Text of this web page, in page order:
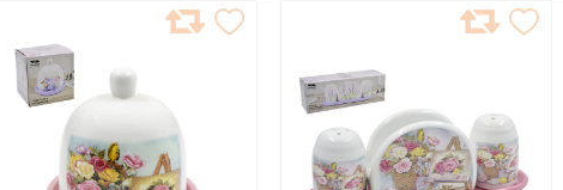
В
ИЗБРАННОЕ
ИЗБРАННОЕ